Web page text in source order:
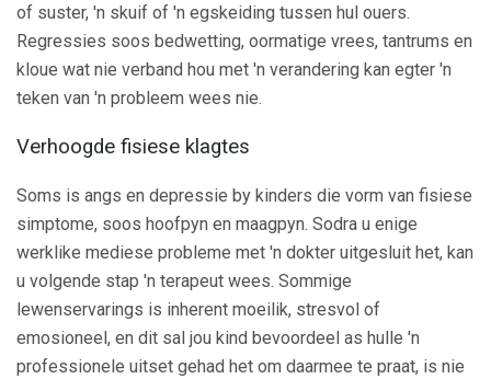
of suster, 'n skuif of 'n egskeiding tussen hul ouers.
Regressies soos bedwetting, oormatige vrees, tantrums en
kloue wat nie verband hou met 'n verandering kan egter 'n
teken van 'n probleem wees nie.
Verhoogde fisiese klagtes
Soms is angs en depressie by kinders die vorm van fisiese
simptome, soos hoofpyn en maagpyn. Sodra u enige
werklike mediese probleme met 'n dokter uitgesluit het, kan
u volgende stap 'n terapeut wees. Sommige
lewenservarings is inherent moeilik, stresvol of
emosioneel, en dit sal jou kind bevoordeel as hulle 'n
professionele uitset gehad het om daarmee te praat, is nie